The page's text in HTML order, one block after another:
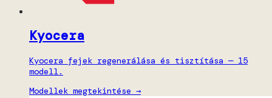
Kyocera
Kyocera fejek regenerálása és tisztítása — 15
modell.
Modellek megtekintése →